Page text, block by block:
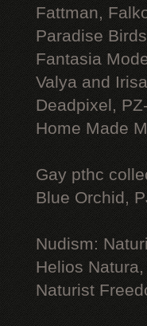
Fattman,
Paradise
Fantasia
Valya and
Deadpixel,
Home Made
Gay рthс
Blue Orchid,
Nudism:
Helios
Naturist